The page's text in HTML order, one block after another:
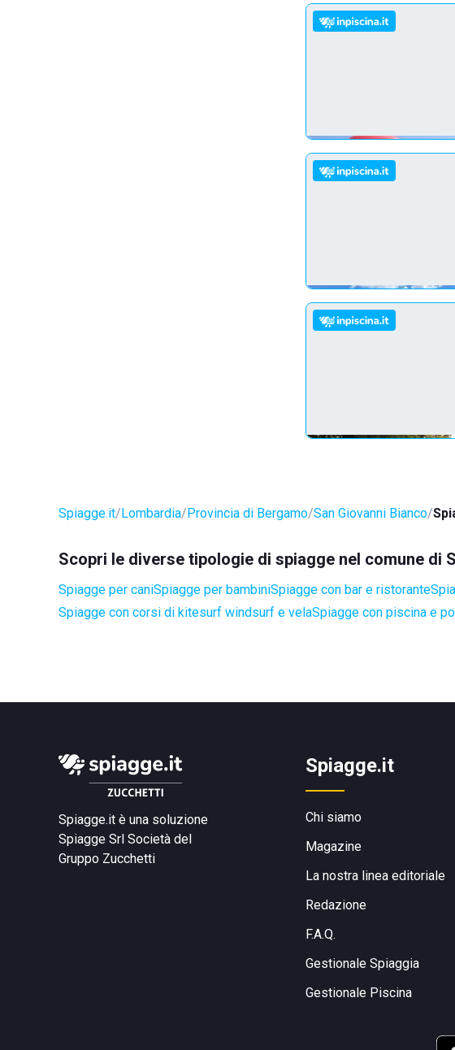
Spiagge.it Lombardia Provincia di Bergamo San Giovanni Bianco
Scopri le diverse tipologie di spiagge nel comune di
Spiagge per caniSpiagge per bambiniSpiagge con bar e ristorante
Spiagge con corsi di kitesurf windsurf e velaSpiagge con piscina e
Spiagge.it è una soluzione
Spiagge Srl Società del
Gruppo Zucchetti
Spiagge.it
Chi siamo
Magazine
La nostra linea editoriale
Redazione
F.A.Q.
Gestionale Spiaggia
Gestionale Piscina